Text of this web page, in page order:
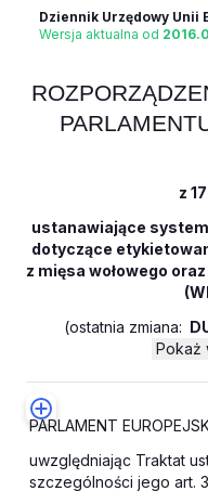
Dziennik Urzędowy Unii
Wersja aktualna od
z
ustanawiające
dotyczące
z mięsa wołowego
(ostatnia zmiana:
Pokaż
PARLAMENT
uwzględniając Traktat
szczególności jego art.